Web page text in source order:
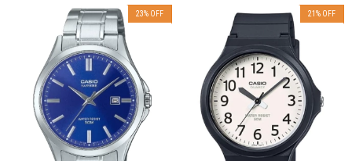
23% OFF 21 % OFF